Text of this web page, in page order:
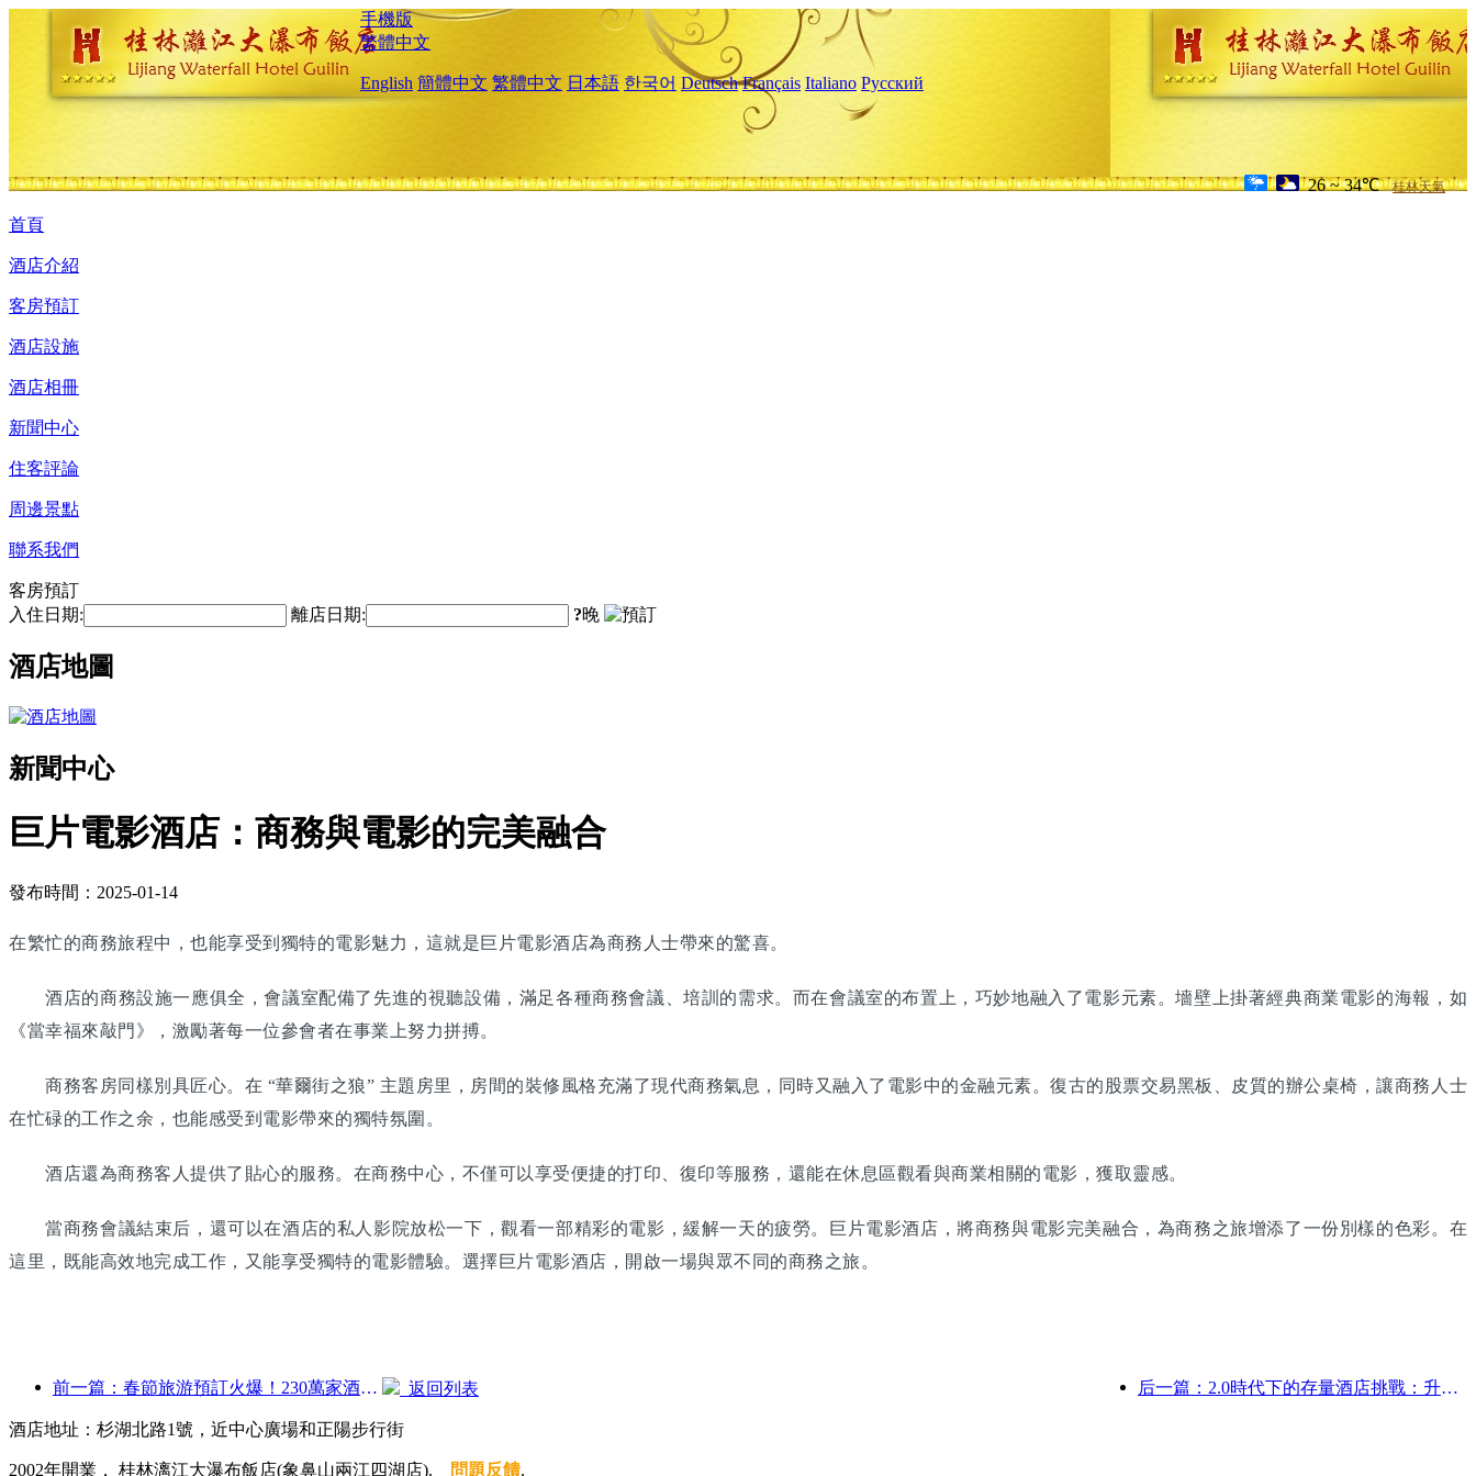
手機版
繁體中文
English 簡體中文 繁體中文 日本語 한국어 Deutsch Français Italiano Русский
26 ~ 34℃ 桂林天氣
首頁
酒店介紹
客房預訂
酒店設施
酒店相冊
新聞中心
住客評論
周邊景點
聯系我們
客房預訂
入住日期:
離店日期: ?晚
酒店地圖
新聞中心
巨片電影酒店：商務與電影的完美融合
發布時間：2025-01-14
在繁忙的商務旅程中，也能享受到獨特的電影魅力，這就是巨片電影酒店為商務人士帶來的驚喜。
酒店的商務設施一應俱全，會議室配備了先進的視聽設備，滿足各種商務會議、培訓的需求。而在會議室的布置上，巧妙地融入了電影元素。墻壁上掛著經典商業電影的海報，如
《當幸福來敲門》，激勵著每一位參會者在事業上努力拼搏。
商務客房同樣別具匠心。在 “華爾街之狼” 主題房里，房間的裝修風格充滿了現代商務氣息，同時又融入了電影中的金融元素。復古的股票交易黑板、皮質的辦公桌椅，讓商務人士
在忙碌的工作之余，也能感受到電影帶來的獨特氛圍。
酒店還為商務客人提供了貼心的服務。在商務中心，不僅可以享受便捷的打印、復印等服務，還能在休息區觀看與商業相關的電影，獲取靈感。
當商務會議結束后，還可以在酒店的私人影院放松一下，觀看一部精彩的電影，緩解一天的疲勞。巨片電影酒店，將商務與電影完美融合，為商務之旅增添了一份別樣的色彩。在
這里，既能高效地完成工作，又能享受獨特的電影體驗。選擇巨片電影酒店，開啟一場與眾不同的商務之旅。
前一篇：春節旅游預訂火爆！230萬家酒店企業或迎“開門紅” 后一篇：2.0時代下的存量酒店挑戰：升級為核心，才是價值真革新
返回列表
酒店地址：杉湖北路1號，近中心廣場和正陽步行街
2002年開業， 桂林漓江大瀑布飯店(象鼻山兩江四湖店). 問題反饋.